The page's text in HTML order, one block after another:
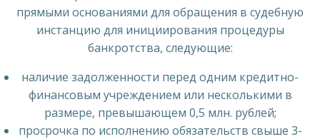
прямыми основаниями для обращения в судебную
инстанцию для инициирования процедуры
банкротства, следующие:
наличие задолженности перед одним кредитно-
финансовым учреждением или несколькими в
размере, превышающем 0,5 млн. рублей;
просрочка по исполнению обязательств свыше 3-